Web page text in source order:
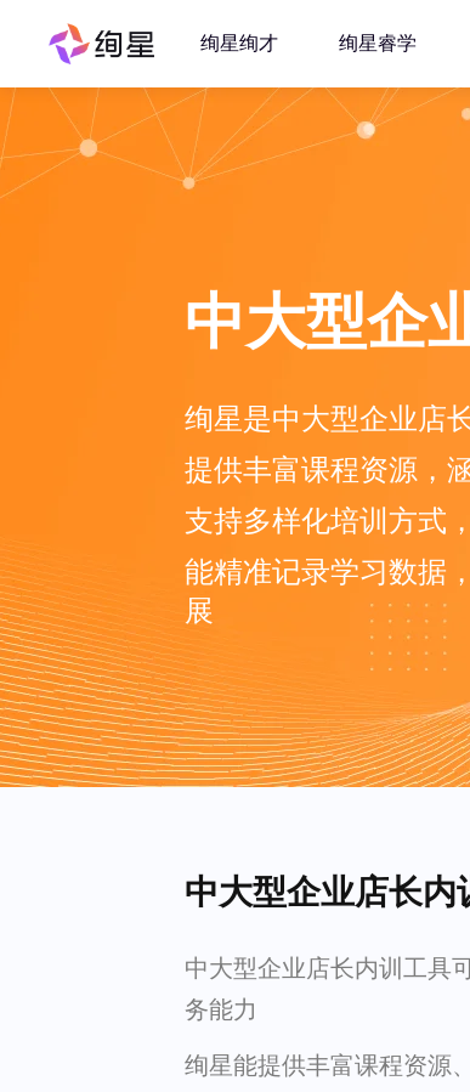
绚星绚才 绚星睿学
中大型企
绚星是中大型企业店
提供丰富课程资源，
支持多样化培训方式
能精准记录学习数据
展
中大型企业店长内
中大型企业店长内训工具
务能力
绚星能提供丰富课程资源